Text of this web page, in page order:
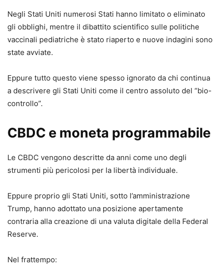
Negli Stati Uniti numerosi Stati hanno limitato o eliminato
gli obblighi, mentre il dibattito scientifico sulle politiche
vaccinali pediatriche è stato riaperto e nuove indagini sono
state avviate.
Eppure tutto questo viene spesso ignorato da chi continua
a descrivere gli Stati Uniti come il centro assoluto del “bio-
controllo”.
CBDC e moneta programmabile
Le CBDC vengono descritte da anni come uno degli
strumenti più pericolosi per la libertà individuale.
Eppure proprio gli Stati Uniti, sotto l’amministrazione
Trump, hanno adottato una posizione apertamente
contraria alla creazione di una valuta digitale della Federal
Reserve.
Nel frattempo: